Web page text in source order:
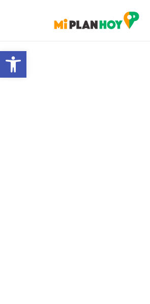
Abrir barra de herramientas